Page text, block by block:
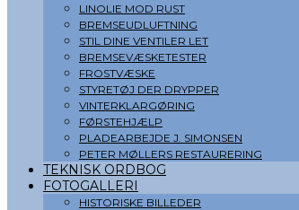
LINOLIE MOD RUST
BREMSEUDLUFTNING
STIL DINE VENTILER LET
BREMSEVÆSKETESTER
FROSTVÆSKE
STYRETØJ DER DRYPPER
VINTERKLARGØRING
FØRSTEHJÆLP
PLADEARBEJDE J. SIMONSEN
PETER MØLLERS RESTAURERING
TEKNISK ORDBOG
FOTOGALLERI
HISTORISKE BILLEDER